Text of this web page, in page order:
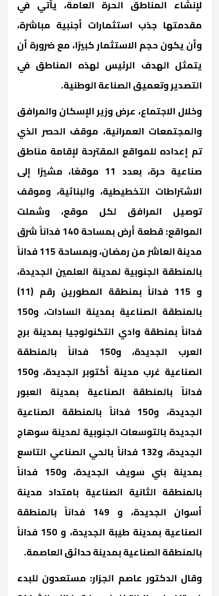
لإنشاء المناطق الحرة العامة، يأتي في
مقدمتها جذب استثمارات أجنبية مباشرة،
وأن يكون حجم الاستثمار كبيرًا، مع ضرورة أن
يتمثل الهدف الرئيس لهذه المناطق في
التصدير وتعميق الصناعة الوطنية.
وخلال الاجتماع، عرض وزير الإسكان والمرافق
والمجتمعات العمرانية، موقف الحصر الذي
تم إعداده للمواقع المقترحة لإقامة مناطق
صناعية حرة، بعدد 11 موقعًا، مشيرًا إلى
الاشتراطات التخطيطية، والبنائية، وموقف
توصيل المرافق لكل موقع، وشملت
المواقع: قطعة أرض بمساحة 140 فداناً شرق
مدينة العاشر من رمضان، وبمساحة 115 فداناً
بالمنطقة الجنوبية لمدينة العلمين الجديدة،
و 115 فداناً بمنطقة المطورين رقم (11)
بالمنطقة الصناعية بمدينة السادات، و150
فداناً بمنطقة وادي التكنولوجيا بمدينة برج
العرب الجديدة، و150 فداناً بالمنطقة
الصناعية غرب مدينة أكتوبر الجديدة، و150
فداناً بالمنطقة الصناعية بمدينة العبور
الجديدة، و150 فداناً بالمنطقة الصناعية
الجديدة بالتوسعات الجنوبية لمدينة سوهاج
الجديدة، و132 فداناً بالحي الصناعي التاسع
بمدينة بني سويف الجديدة، و150 فداناً
بالمنطقة الثانية الصناعية بامتداد مدينة
أسوان الجديدة، و 149 فداناً بالمنطقة
الصناعية بمدينة طيبة الجديدة، و 150 فداناً
بالمنطقة الصناعية بمدينة حدائق العاصمة.
وقال الدكتور عاصم الجزار: مستعدون للبدء